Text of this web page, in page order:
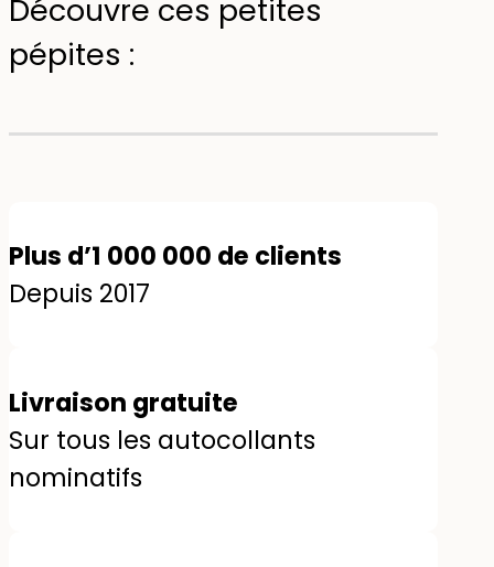
Découvre ces petites
pépites :
Plus d’1 000 000 de clients
Depuis 2017
Livraison gratuite
Sur tous les autocollants
nominatifs